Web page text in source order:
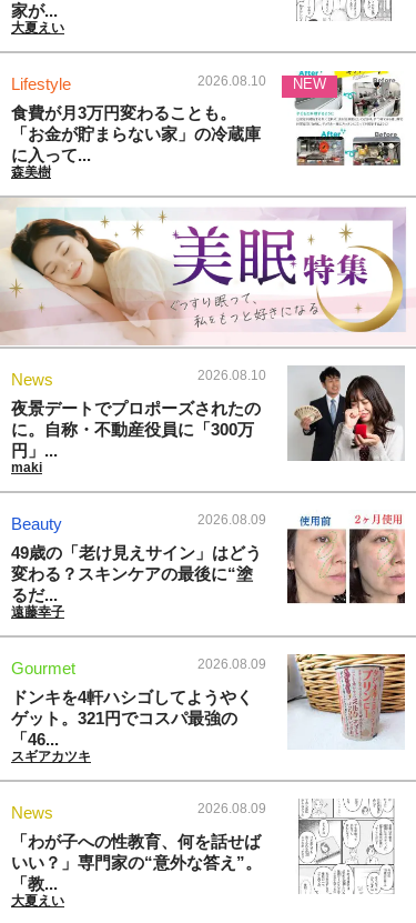
家が...
大夏えい
Lifestyle 2026.08.10
食費が月3万円変わることも。
「お金が貯まらない家」の冷蔵庫
に入って...
森美樹
NEW
News 2026.08.10
夜景デートでプロポーズされたの
に。自称・不動産役員に「300万
円」...
maki
Beauty 2026.08.09
49歳の「老け見えサイン」はどう
変わる？スキンケアの最後に“塗
るだ...
遠藤幸子
Gourmet 2026.08.09
ドンキを4軒ハシゴしてようやく
ゲット。321円でコスパ最強の
「46...
スギアカツキ
News 2026.08.09
「わが子への性教育、何を話せば
いい？」専門家の“意外な答え”。
「教...
大夏えい